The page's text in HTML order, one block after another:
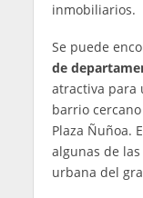
inmobiliarios.
Se puede
de
atractiva para
barrio
Plaza Ñuñoa.
algunas de
urbana del